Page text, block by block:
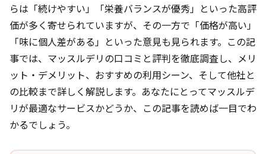
らは「続けやすい」「栄養バランスが優秀」といった高評
価が多く寄せられていますが、その一方で「価格が高い」
「味に個人差がある」といった意見も見られます。この記
事では、マッスルデリの口コミと評判を徹底調査し、メリ
ット・デメリット、おすすめの利用シーン、そして他社と
の比較まで詳しく解説します。あなたにとってマッスルデ
リが最適なサービスかどうか、この記事を読めば一目でわ
かるでしょう。